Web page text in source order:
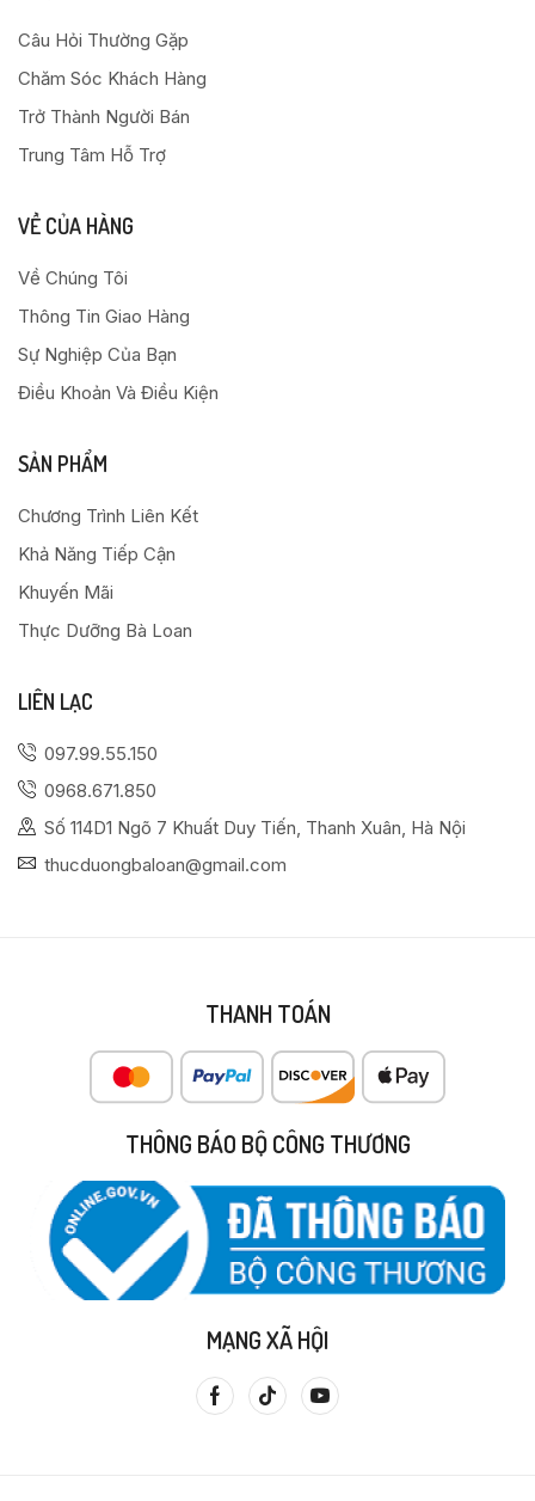
Câu Hỏi Thường Gặp
Chăm Sóc Khách Hàng
Trở Thành Người Bán
Trung Tâm Hỗ Trợ
VỀ CỦA HÀNG
Về Chúng Tôi
Thông Tin Giao Hàng
Sự Nghiệp Của Bạn
Điều Khoản Và Điều Kiện
SẢN PHẨM
Chương Trình Liên Kết
Khả Năng Tiếp Cận
Khuyến Mãi
Thực Dưỡng Bà Loan
LIÊN LẠC
097.99.55.150
0968.671.850
Số 114D1 Ngõ 7 Khuất Duy Tiến, Thanh Xuân, Hà Nội
thucduongbaloan@gmail.com
THANH TOÁN
THÔNG BÁO BỘ CÔNG THƯƠNG
MẠNG XÃ HỘI